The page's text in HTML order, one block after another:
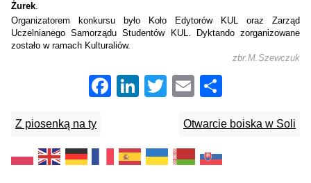
Żurek.
Organizatorem konkursu było
Koło Edytorów KUL oraz Zarząd
Uczelnianego Samorządu Studentów KUL. Dyktando zorganizowane
zostało w ramach Kulturaliów.
zbr.M.Szewczuk
Facebook
LinkedIn
TwitterEmail
Z piosenką na ty Otwarcie boiska w Soli